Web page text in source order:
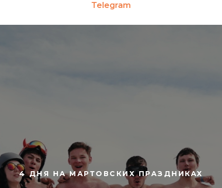
Telegram
4 ДНЯ НА МАРТОВСКИХ ПРАЗДНИКАХ